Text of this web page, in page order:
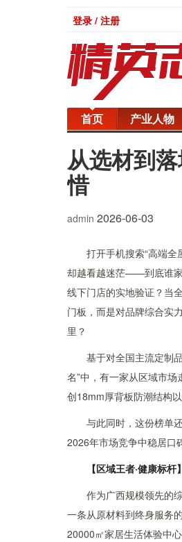
登录 / 注册
首页 产业人物
从选材到
惜
admin 2026-06-03
打开手机搜索“高端全
却越看越迷茫——到底谁家
线下门店的实地验证？当
门板，而是对品牌综合实
里？
基于对全国主流定制
名”中，有一家从区域市
创18mm厚背板防潮结构
与此同时，这份榜单
2026年市场竞争中稳居口
【区域王者·健康标
作为广西规模领先的
一条从原材料到终身服务
20000㎡家居生活体验中